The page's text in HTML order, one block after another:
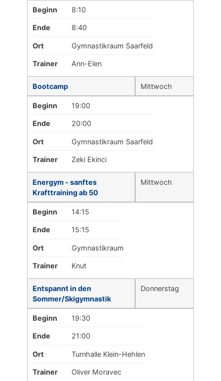
Beginn 8:10
Ende 8:40
Ort Gymnastikraum Saarfeld
Trainer Ann-Elen
Bootcamp Mittwoch
Beginn 19:00
Ende 20:00
Ort Gymnastikraum Saarfeld
Trainer Zeki Ekinci
Energym - sanftes
Krafttraining ab 50
Mittwoch
Beginn 14:15
Ende 15:15
Ort Gymnastikraum
Trainer Knut
Entspannt in den
Sommer/Skigymnastik
Donnerstag
Beginn 19:30
Ende 21:00
Ort Turnhalle Klein-Hehlen
Trainer Oliver Moravec